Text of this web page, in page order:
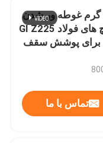
حداقل Spangle گرم غوطه ور شدن
گالوانیزه سیم پیچ های فولاد GI Z225
تماس با ما